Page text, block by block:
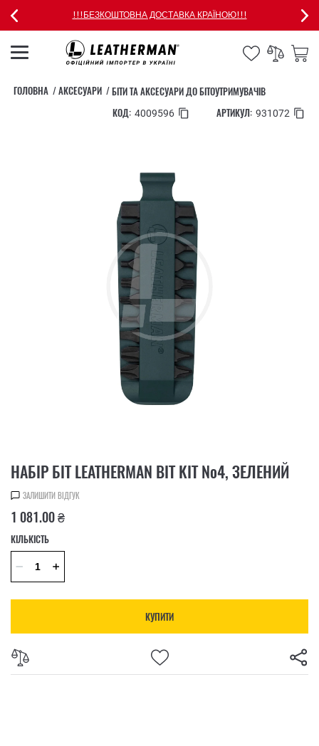
!!!БЕЗКОШТОВНА ДОСТАВКА КРАЇНОЮ!!!
ГОЛОВНА АКСЕСУАРИ
БІТИ ТА АКСЕСУАРИ ДО БІТОУТРИМУВАЧІВ
КОД: 4009596 АРТИКУЛ: 931072
НАБІР БІТ LEATHERMAN BIT KIT №4, ЗЕЛЕНИЙ
ЗАЛИШИТИ ВІДГУК
1 081.00 ₴
КІЛЬКІСТЬ
КУПИТИ